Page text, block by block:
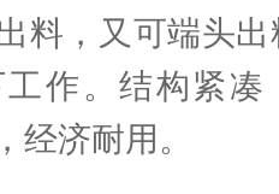
料，又可端头
作。结构紧凑
经济耐用。